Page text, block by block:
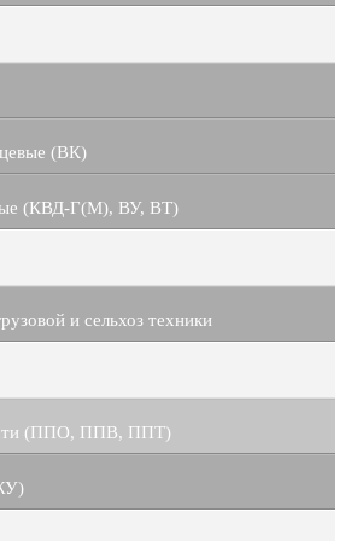
(ВК)
(КВД-Г(М), ВУ, ВТ)
и сельхоз техники
(ППО, ППВ, ППТ)